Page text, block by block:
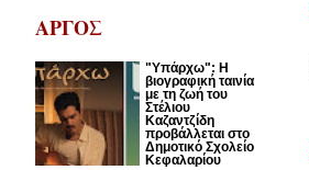
ΑΡΓΟΣ
"Υπάρχω": Η
βιογραφική ταινία
με τη ζωή του
Στέλιου
Καζαντζίδη
προβάλλεται στο
Δημοτικό Σχολείο
Κεφαλαρίου